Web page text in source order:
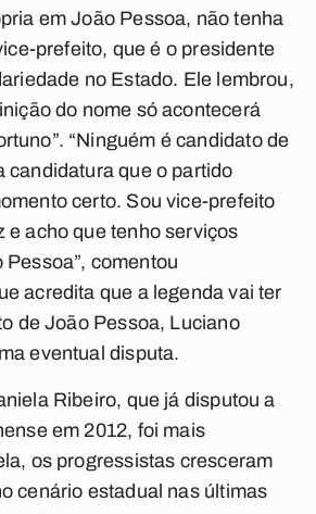
em João Pessoa, não tenha
prefeito, que é o presidente
no Estado. Ele lembrou,
do nome só acontecerá
“Ninguém é candidato de
candidatura que o partido
certo. Sou vice-prefeito
e acho que tenho serviços
comentou
acredita que a legenda vai ter
de João Pessoa, Luciano
eventual disputa.
Ribeiro, que já disputou a
em 2012, foi mais
os progressistas cresceram
cenário estadual nas últimas